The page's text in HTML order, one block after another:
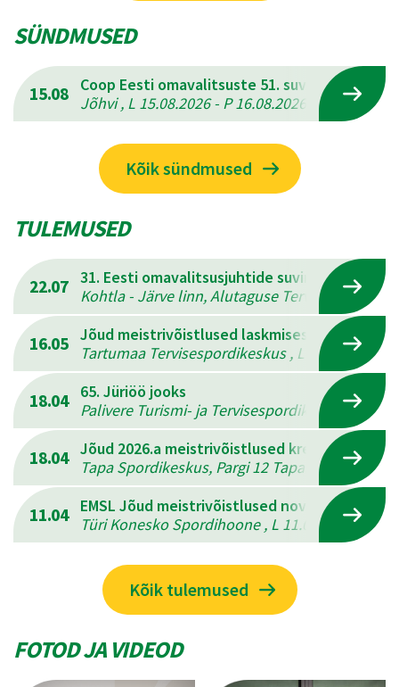
SÜNDMUSED
15.08
Coop Eesti omavalitsuste 51. suvemängud
Jõhvi , L 15.08.2026 - P 16.08.2026
Kõik sündmused
TULEMUSED
22.07 31. Eesti omavalitsusjuhtide suvine
Kohtla - Järve linn, Alutaguse
16.05 Jõud meistrivõistlused laskmises
Tartumaa Tervisespordikeskus , L 16.05.2026 -
18.04
65. Jüriöö jooks
Palivere Turismi- ja Tervisespordikeskus , L
18.04 Jõud 2026.a meistrivõistlused kreeka-rooma
Tapa Spordikeskus, Pargi 12 Tapal , L
11.04
EMSL Jõud meistrivõistlused novuses
Türi Konesko Spordihoone , L 11.04.2026 - P
Kõik tulemused
FOTOD JA VIDEOD